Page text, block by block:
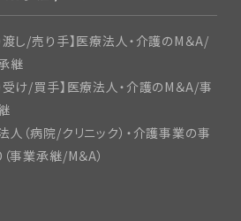
渡し/売り手】医療法人・介護のM＆A/
継
受け/買手】医療法人・介護のM＆A/事
人（病院/クリニック）・介護事業の事
事業承継/M＆A）